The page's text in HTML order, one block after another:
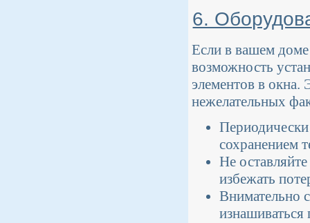
6.
Если в вашем
возможность
элементов в
нежелательных
сохранением
Не
избежать
Внимательно
изнашиваться